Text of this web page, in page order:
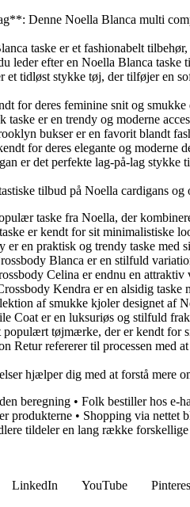
Denne Noella Blanca multi
taske er et fashionabelt
efter en Noella Blanca taske
tidløst stykke tøj, der tilføjer en
for deres feminine snit og
er en trendy og moderne
bukser er en favorit blandt
for deres elegante og moderne
er det perfekte lag-på-lag stykke
tilbud på Noella cardigans
taske fra Noella, der
er kendt for sit minimalistiske
er en praktisk og trendy taske med
Blanca er en stilfuld
Celina er endnu en
Kendra er en alsidig taske
af smukke kjoler designet af
Coat er en luksuriøs og stilfuld
populært tøjmærke, der er kendt for
Retur refererer til processen med
hjælper dig med at forstå
beregning • Folk bestiller hos e-
produkterne • Shopping via nettet
tildeler en lang række
LinkedIn YouTube